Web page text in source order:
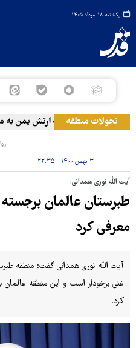
یکشنبه ۱۸ مرداد ۱۴۰۵
تحولات منطقهحمله ارتش یمن به
۳ بهمن ۱۴۰۰ - ۲۲:۳۵
آیت الله نوری همدانی:
طبرستان عالمان برجسته
معرفی کرد
آیت الله نوری همدانی گفت: منطقه
غنی برخودار است و این منطقه عالمان
کرد.